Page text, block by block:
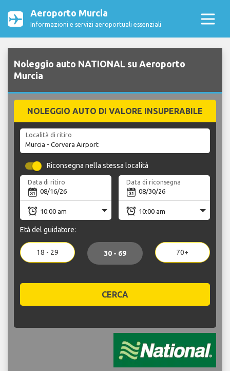
Aeroporto Murcia
Informazioni e servizi aeroportuali essenziali
Noleggio auto NATIONAL su Aeroporto
Murcia
NOLEGGIO AUTO DI VALORE INSUPERABILE
Località di ritiro
Riconsegna nella stessa località
Data di ritiro Data di riconsegna
Età del guidatore:
18 - 29 30 - 69 70+
CERCA